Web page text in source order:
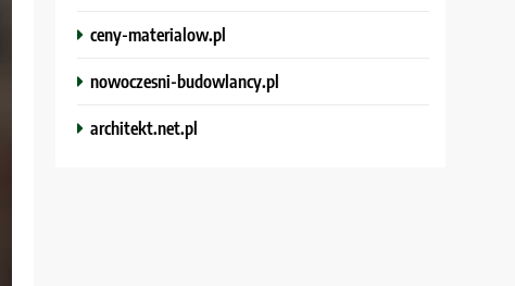
ceny-materialow.pl
nowoczesni-budowlancy.pl
architekt.net.pl